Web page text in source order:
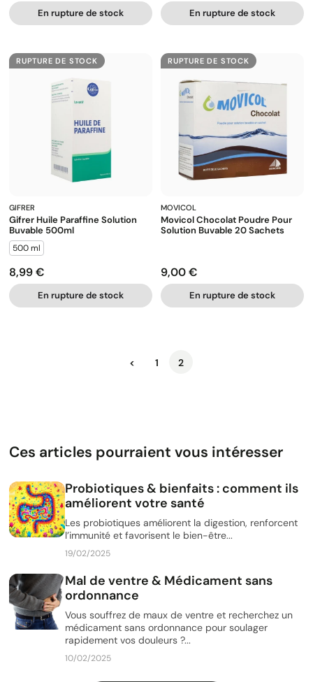
En rupture de stock En rupture de stock
RUPTURE DE STOCK
GIFRER
Gifrer Huile Paraffine Solution
Buvable 500ml
500 ml
Prix
8,99 €
En rupture de stock
RUPTURE DE STOCK
MOVICOL
Movicol Chocolat Poudre Pour
Solution Buvable 20 Sachets
Prix
9,00 €
En rupture de stock
Précédent
< 1 2
Ces articles pourraient vous intéresser
Probiotiques & bienfaits : comment ils
améliorent votre santé
Les probiotiques améliorent la digestion, renforcent
l’immunité et favorisent le bien-être...
19/02/2025
Mal de ventre & Médicament sans
ordonnance
Vous souffrez de maux de ventre et recherchez un
médicament sans ordonnance pour soulager
rapidement vos douleurs ?...
10/02/2025